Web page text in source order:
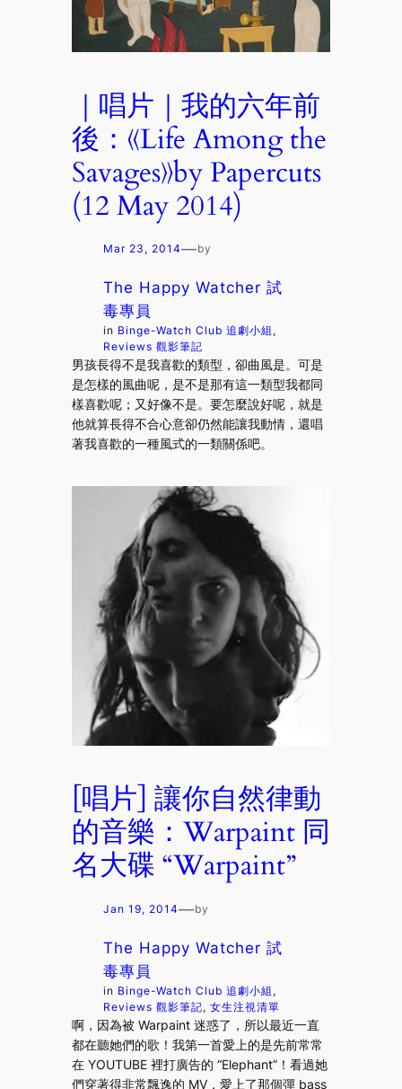
｜唱片｜我的六年前
後：《Life Among the
Savages》by Papercuts
(12 May 2014)
Mar 23, 2014—by
The Happy Watcher 試
毒專員
in Binge-Watch Club 追劇小組
Reviews 觀影筆記
男孩長得不是我喜歡的類型，卻曲風是。可是
是怎樣的風曲呢，是不是那有這一類型我都同
樣喜歡呢；又好像不是。要怎麼說好呢，就是
他就算長得不合心意卻仍然能讓我動情，還唱
著我喜歡的一種風式的一類關係吧。
[唱片] 讓你自然律動
的音樂：Warpaint 同
名大碟 “Warpaint”
Jan 19, 2014—by
The Happy Watcher 試
毒專員
in Binge-Watch Club 追劇小組
Reviews 觀影筆記, 女生注視清單
啊，因為被 Warpaint 迷惑了，所以最近一直
都在聽她們的歌！我第一首愛上的是先前常常
在 YOUTUBE 裡打廣告的 “Elephant”！看過她
們穿著得非常飄逸的 MV，愛上了那個彈 bass